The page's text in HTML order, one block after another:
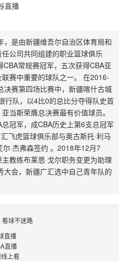
直播
是由新疆维吾尔自治区体育局和
公司共同组建的职业篮球俱乐
常规赛冠军，五次获得CBA亚
赛中重要的球队之一。 在2016-
赛第四场比赛中，新疆喀什古城
行队，以4比0的总比分夺得队史首
当斯荣膺总决赛最有价值球员。
冠军，成CBA历史上第6支总冠军
飞虎篮球俱乐部与奥古斯托·利马
·杰弗森签约 。2018年12月7
教练布莱恩·戈尔职务变更为助理
会，新疆广汇选中自己青年队的
看球不迷路
直播
直播
上看